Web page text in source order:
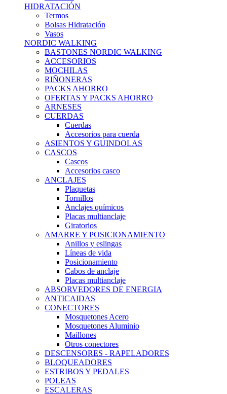
HIDRATACIÓN
Termos
Bolsas Hidratación
Vasos
NORDIC WALKING
BASTONES NORDIC WALKING
ACCESORIOS
MOCHILAS
RIÑONERAS
PACKS AHORRO
OFERTAS Y PACKS AHORRO
ARNESES
CUERDAS
Cuerdas
Accesorios para cuerda
ASIENTOS Y GUINDOLAS
CASCOS
Cascos
Accesorios casco
ANCLAJES
Plaquetas
Tornillos
Anclajes químicos
Placas multianclaje
Giratorios
AMARRE Y POSICIONAMIENTO
Anillos y eslingas
Líneas de vida
Posicionamiento
Cabos de anclaje
Placas multianclaje
ABSORVEDORES DE ENERGIA
ANTICAIDAS
CONECTORES
Mosquetones Acero
Mosquetones Aluminio
Maillones
Otros conectores
DESCENSORES - RAPELADORES
BLOQUEADORES
ESTRIBOS Y PEDALES
POLEAS
ESCALERAS